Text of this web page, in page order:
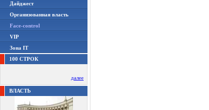
Дайджест
Организованная власть
Face-control
VIP
Зона IT
100 СТРОК
далее
ВЛАСТЬ